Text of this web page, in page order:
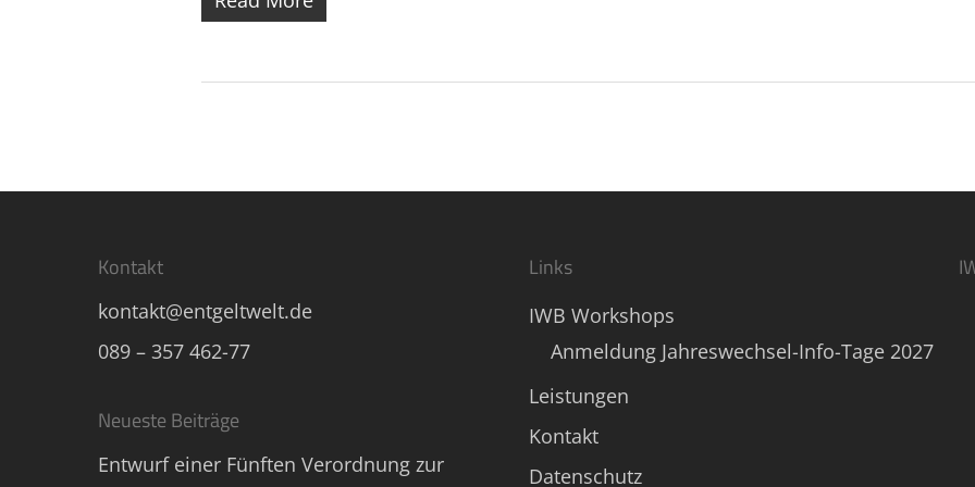
Kontakt
kontakt@entgeltwelt.de
089 – 357 462-77
Neueste Beiträge
Entwurf einer Fünften Verordnung zur
Links
IWB Workshops
Anmeldung Jahreswechsel-Info-Tage 2027
Leistungen
Kontakt
Datenschutz